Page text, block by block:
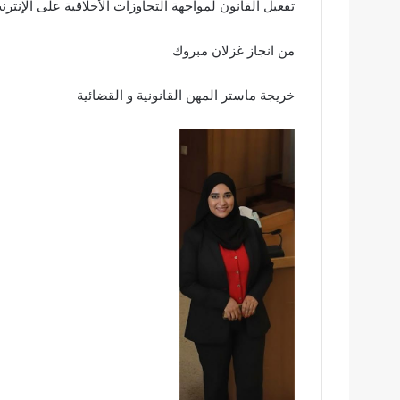
تفعيل القانون لمواجهة التجاوزات الأخلاقية على
من انجاز غزلان مبروك
خريجة ماستر المهن القانونية و القضائية